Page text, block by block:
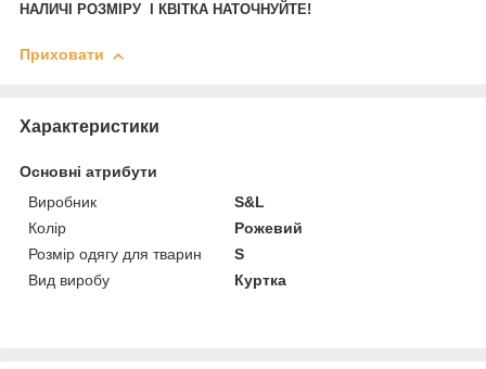
НАЛИЧІ РОЗМІРУ І КВІТКА НАТОЧНУЙТЕ!
Приховати
Характеристики
Основні атрибути
Виробник
S&L
Колір
Рожевий
Розмір одягу для тварин
S
Вид виробу
Куртка